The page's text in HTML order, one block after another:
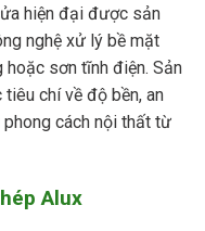
hiện đại được sản
nghệ xử lý bề mặt
hoặc sơn tĩnh điện. Sản
chí về độ bền, an
phong cách nội thất từ
Alux